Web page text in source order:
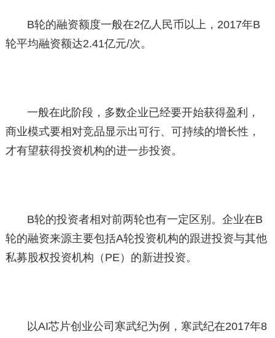
B轮的融资额度一般在2亿人民币以上，2017年B
轮平均融资额达2.41亿元/次。
一般在此阶段，多数企业已经要开始获得盈利，
商业模式要相对竞品显示出可行、可持续的增长性，
才有望获得投资机构的进一步投资。
B轮的投资者相对前两轮也有一定区别。企业在B
轮的融资来源主要包括A轮投资机构的跟进投资与其他
私募股权投资机构（PE）的新进投资。
以AI芯片创业公司寒武纪为例，寒武纪在2017年8